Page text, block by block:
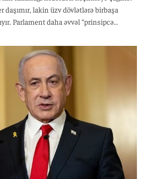
daşımır, lakin üzv dövlətlərə birbaşa
Parlament daha əvvəl “prinsipcə
daha açıq şəkildə hərəkətə